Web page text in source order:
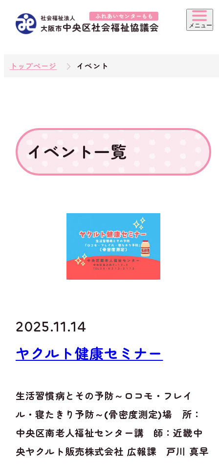
トップページ イベント
イベント一覧
2025.11.14
ヤクルト健康セミナー
生活習慣病とその予防～ロコモ・フレイ
ル・寝たきり予防～(骨密度測定)場 所：
中央区南老人福祉センター講 師：近畿中
央ヤクルト販売株式会社 広報課 戸川 真早